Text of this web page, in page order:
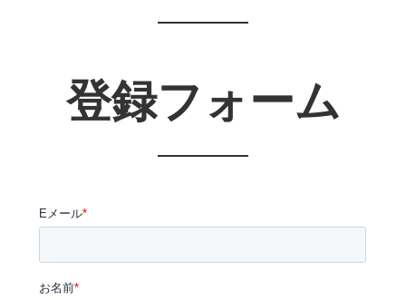
登録フォーム